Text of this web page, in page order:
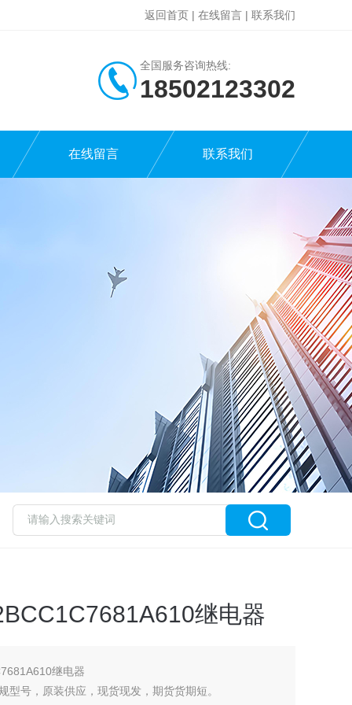
返回首页 | 在线留言 | 联系我们
全国服务咨询热线:
18502123302
在线留言 联系我们
继电器
继电器
号，原装供应，现货现发，期货货期短。